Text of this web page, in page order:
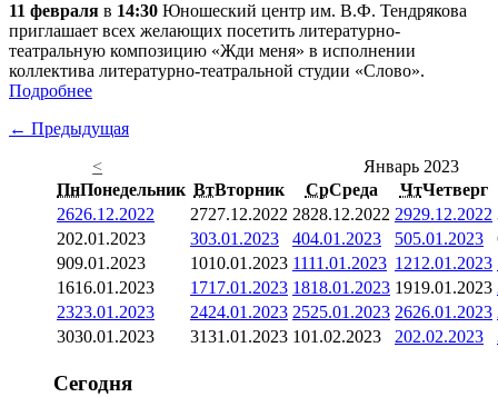
11 февраля в 14:30 Юношеский центр им. В.Ф. Тендрякова
приглашает всех желающих посетить литературно-
театральную композицию «Жди меня» в исполнении
коллектива литературно-театральной студии «Слово».
Подробнее
← Предыдущая
<
Январь 2023
ПнПонедельник ВтВторник СрСреда ЧтЧетверг
2626.12.2022 2727.12.2022 2828.12.2022 2929.12.2022
202.01.2023 303.01.2023 404.01.2023 505.01.2023
909.01.2023 1010.01.2023 1111.01.2023 1212.01.2023
1616.01.2023 1717.01.2023 1818.01.2023 1919.01.2023
2323.01.2023 2424.01.2023 2525.01.2023 2626.01.2023
3030.01.2023 3131.01.2023 101.02.2023 202.02.2023
Сегодня